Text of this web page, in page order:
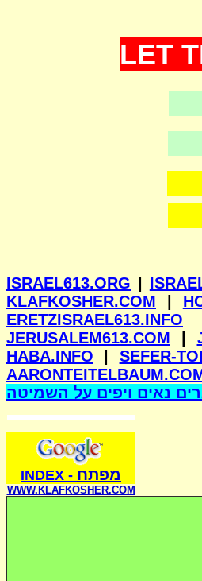
LET
ISRAEL613.ORG
KLAFKOSHER.COM
ERETZISRAEL613.INFO
JERUSALEM613.COM
HABA.INFO
SEFER-
נאים ויפים על השמיטה
מפתח -
INDEX
WWW.KLAFKOSHER.COM